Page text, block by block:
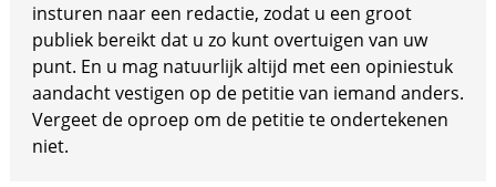
insturen naar een redactie, zodat u een groot
publiek bereikt dat u zo kunt overtuigen van uw
punt. En u mag natuurlijk altijd met een opiniestuk
aandacht vestigen op de petitie van iemand anders.
Vergeet de oproep om de petitie te ondertekenen
niet.